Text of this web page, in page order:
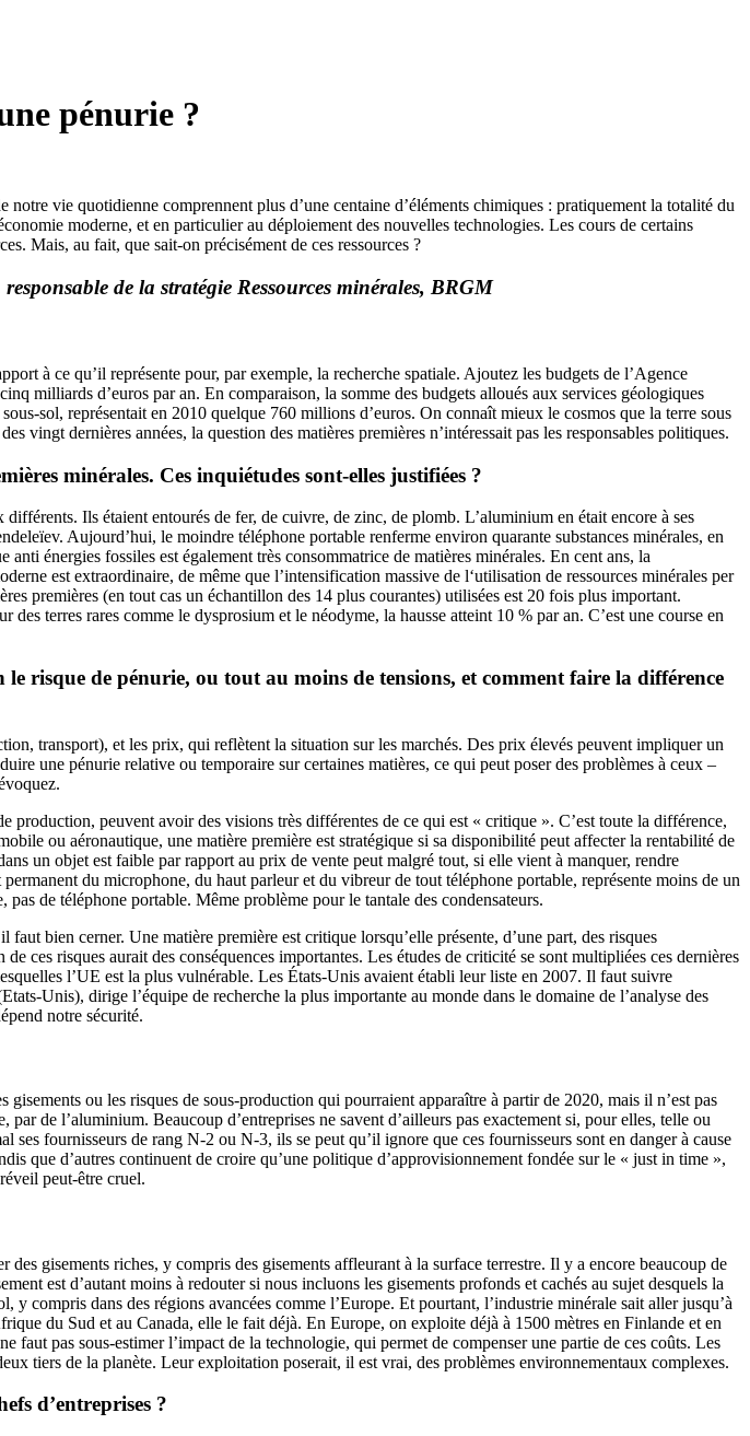
pénurie ?
vie quotidienne comprennent plus d’une centaine d’éléments chimiques : pratiquement la totalité du
moderne, et en particulier au déploiement des nouvelles technologies. Les cours de certains
Mais, au fait, que sait-on précisément de ces ressources ?
de la stratégie Ressources minérales, BRGM
à ce qu’il représente pour, par exemple, la recherche spatiale. Ajoutez les budgets de l’Agence
milliards d’euros par an. En comparaison, la somme des budgets alloués aux services géologiques
sol, représentait en 2010 quelque 760 millions d’euros. On connaît mieux le cosmos que la terre sous
vingt dernières années, la question des matières premières n’intéressait pas les responsables politiques.
minérales. Ces inquiétudes sont-elles justifiées ?
Ils étaient entourés de fer, de cuivre, de zinc, de plomb. L’aluminium en était encore à ses
Aujourd’hui, le moindre téléphone portable renferme environ quarante substances minérales, en
énergies fossiles est également très consommatrice de matières minérales. En cent ans, la
est extraordinaire, de même que l’intensification massive de l‘utilisation de ressources minérales per
premières (en tout cas un échantillon des 14 plus courantes) utilisées est 20 fois plus important.
terres rares comme le dysprosium et le néodyme, la hausse atteint 10 % par an. C’est une course en
risque de pénurie, ou tout au moins de tensions, et comment faire la différence
transport), et les prix, qui reflètent la situation sur les marchés. Des prix élevés peuvent impliquer un
une pénurie relative ou temporaire sur certaines matières, ce qui peut poser des problèmes à ceux –
peuvent avoir des visions très différentes de ce qui est « critique ». C’est toute la différence,
ou aéronautique, une matière première est stratégique si sa disponibilité peut affecter la rentabilité de
un objet est faible par rapport au prix de vente peut malgré tout, si elle vient à manquer, rendre
du microphone, du haut parleur et du vibreur de tout téléphone portable, représente moins de un
de téléphone portable. Même problème pour le tantale des condensateurs.
bien cerner. Une matière première est critique lorsqu’elle présente, d’une part, des risques
ces risques aurait des conséquences importantes. Les études de criticité se sont multipliées ces dernières
l’UE est la plus vulnérable. Les États-Unis avaient établi leur liste en 2007. Il faut suivre
Unis), dirige l’équipe de recherche la plus importante au monde dans le domaine de l’analyse des
notre sécurité.
ou les risques de sous-production qui pourraient apparaître à partir de 2020, mais il n’est pas
de l’aluminium. Beaucoup d’entreprises ne savent d’ailleurs pas exactement si, pour elles, telle ou
fournisseurs de rang N-2 ou N-3, ils se peut qu’il ignore que ces fournisseurs sont en danger à cause
que d’autres continuent de croire qu’une politique d’approvisionnement fondée sur le « just in time »,
peut-être cruel.
gisements riches, y compris des gisements affleurant à la surface terrestre. Il y a encore beaucoup de
est d’autant moins à redouter si nous incluons les gisements profonds et cachés au sujet desquels la
compris dans des régions avancées comme l’Europe. Et pourtant, l’industrie minérale sait aller jusqu’à
du Sud et au Canada, elle le fait déjà. En Europe, on exploite déjà à 1500 mètres en Finlande et en
pas sous-estimer l’impact de la technologie, qui permet de compenser une partie de ces coûts. Les
tiers de la planète. Leur exploitation poserait, il est vrai, des problèmes environnementaux complexes.
d’entreprises ?